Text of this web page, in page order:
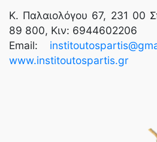
K. Παλαιολόγου 67, 231 00
89 800, Κιν: 6944602206
Email:
www.institoutospartis.gr